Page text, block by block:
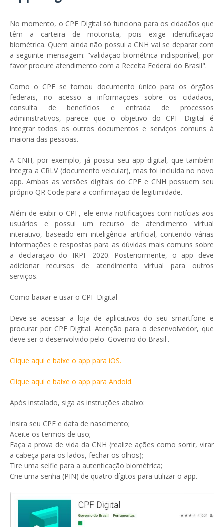
No momento, o CPF Digital só funciona para os cidadãos que
têm a carteira de motorista, pois exige identificação
biométrica. Quem ainda não possui a CNH vai se deparar com
a seguinte mensagem: "validação biométrica indisponível, por
favor procure atendimento com a Receita Federal do Brasil".
Como o CPF se tornou documento único para os órgãos
federais, no acesso a informações sobre os cidadãos,
consulta de benefícios e entrada de processos
administrativos, parece que o objetivo do CPF Digital é
integrar todos os outros documentos e serviços comuns à
maioria das pessoas.
A CNH, por exemplo, já possui seu app digital, que também
integra a CRLV (documento veicular), mas foi incluída no novo
app. Ambas as versões digitais do CPF e CNH possuem seu
próprio QR Code para a confirmação de legitimidade.
Além de exibir o CPF, ele envia notificações com notícias aos
usuários e possui um recurso de atendimento virtual
interativo, baseado em inteligência artificial, contendo várias
informações e respostas para as dúvidas mais comuns sobre
a declaração do IRPF 2020. Posteriormente, o app deve
adicionar recursos de atendimento virtual para outros
serviços.
Como baixar e usar o CPF Digital
Deve-se acessar a loja de aplicativos do seu smartfone e
procurar por CPF Digital. Atenção para o desenvolvedor, que
deve ser o desenvolvido pelo 'Governo do Brasil'.
Clique aqui e baixe o app para iOS.
Clique aqui e baixe o app para Andoid.
Após instalado, siga as instruções abaixo:
Insira seu CPF e data de nascimento;
Aceite os termos de uso;
Faça a prova de vida da CNH (realize ações como sorrir, virar
a cabeça para os lados, fechar os olhos);
Tire uma selfie para a autenticação biométrica;
Crie uma senha (PIN) de quatro dígitos para utilizar o app.